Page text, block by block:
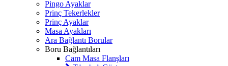
Pingo Ayaklar
Prinç Tekerlekler
Prinç Ayaklar
Masa Ayakları
Ara Bağlantı Borular
Boru Bağlantıları
Cam Masa Flanşları